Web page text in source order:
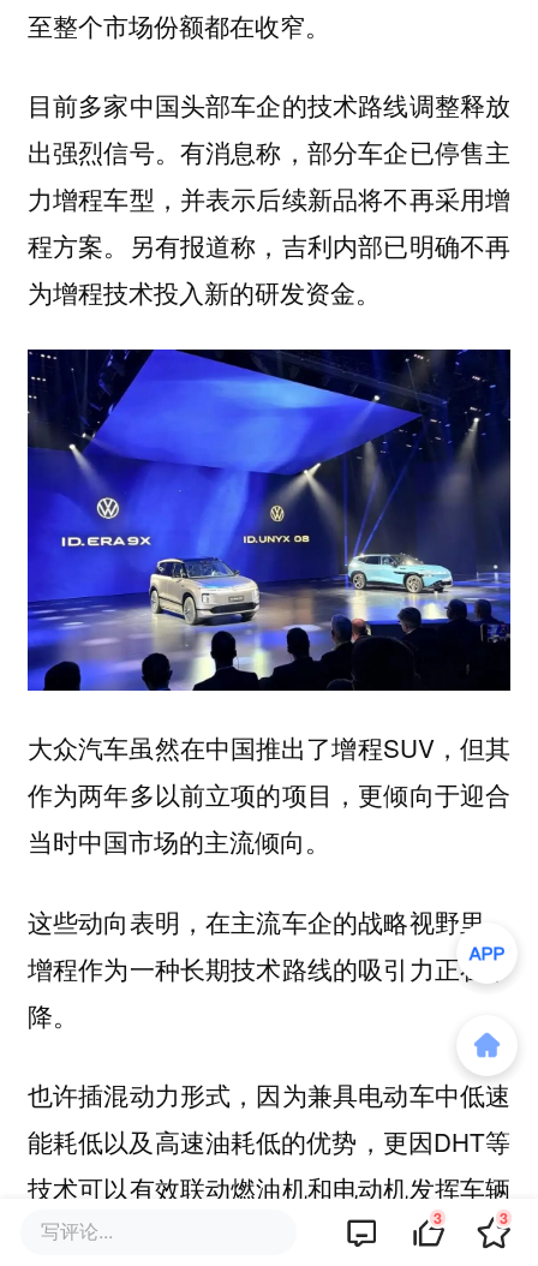
至整个市场份额都在收窄。
目前多家中国头部车企的技术路线调整释放
出强烈信号。有消息称，部分车企已停售主
力增程车型，并表示后续新品将不再采用增
程方案。另有报道称，吉利内部已明确不再
为增程技术投入新的研发资金。
大众汽车虽然在中国推出了增程SUV，但其
作为两年多以前立项的项目，更倾向于迎合
当时中国市场的主流倾向。
这些动向表明，在主流车企的战略视野里，
增程作为一种长期技术路线的吸引力正在下
降。
也许插混动力形式，因为兼具电动车中低速
能耗低以及高速油耗低的优势，更因DHT等
技术可以有效联动燃油机和电动机发挥车辆
最大性能，故而拥有更强的生命力。但本身
写评论... 3 3